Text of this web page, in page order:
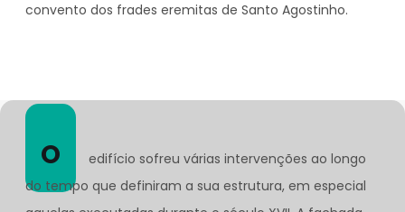
convento dos frades eremitas de Santo Agostinho.
O
edifício sofreu várias intervenções ao longo
do tempo que definiram a sua estrutura, em especial